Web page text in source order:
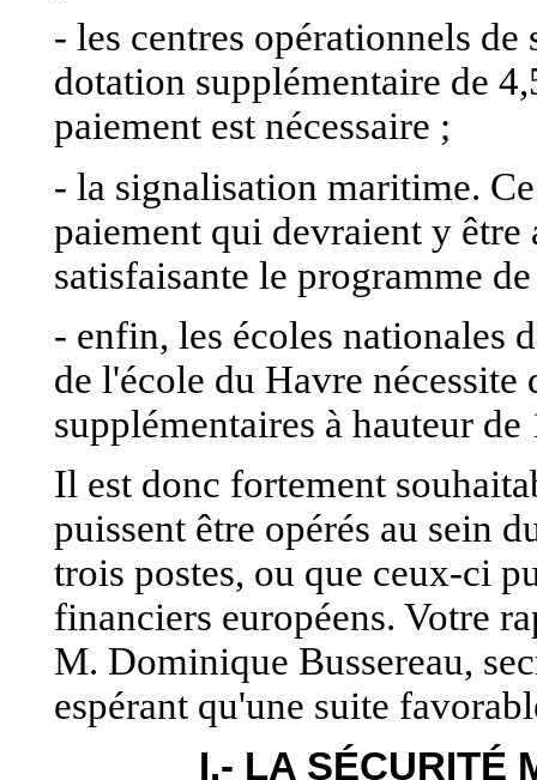
- les centres opérationnels
dotation supplémentaire de
paiement est nécessaire ;
- la signalisation maritime.
paiement qui devraient y
satisfaisante le programme
- enfin, les écoles nationales
de l'école du Havre nécessite
supplémentaires à hauteur
Il est donc fortement
puissent être opérés au sein
trois postes, ou que ceux-ci
financiers européens. Votre
M. Dominique Bussereau,
espérant qu'une suite
I.- LA SÉCURITÉ